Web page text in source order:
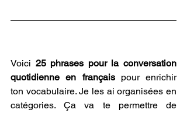
Voici 25 phrases pour la conversation
quotidienne en français pour enrichir
ton vocabulaire. Je les ai organisées en
catégories. Ça va te permettre de